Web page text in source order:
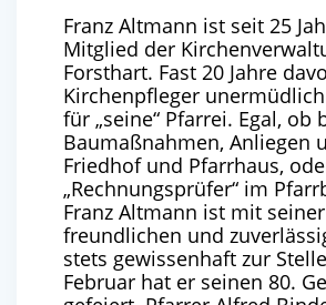
Franz Altmann ist seit 25
Mitglied der
Forsthart. Fast 20 Jahre
Kirchenpfleger
für „seine“ Pfarrei. Egal, ob
Baumaßnahmen, Anliegen
Friedhof und Pfarrhaus,
„Rechnungsprüfer“ im
Franz Altmann ist mit
freundlichen und
stets gewissenhaft zur
Februar hat er seinen 80.